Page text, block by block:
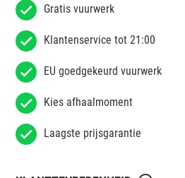
Gratis vuurwerk
Klantenservice tot 21:00
EU goedgekeurd vuurwerk
Kies afhaalmoment
Laagste prijsgarantie